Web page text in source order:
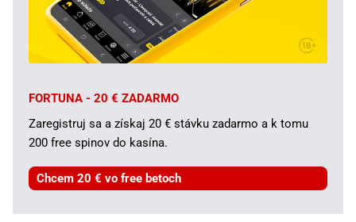
FORTUNA - 20 € ZADARMO
Zaregistruj sa a získaj 20 € stávku zadarmo a k tomu
200 free spinov do kasína.
Chcem 20 € vo free betoch